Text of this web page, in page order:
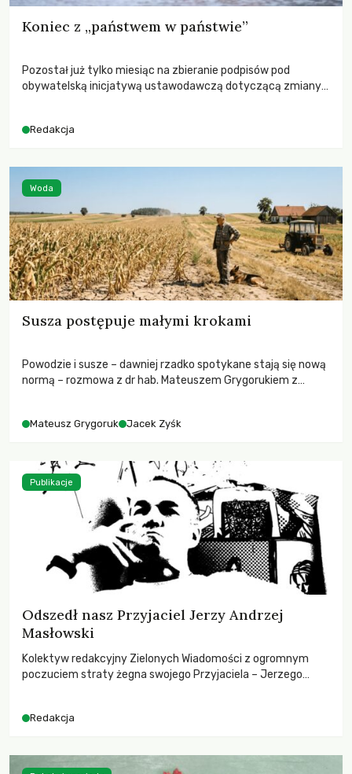
Koniec z „państwem w państwie”
Pozostał już tylko miesiąc na zbieranie podpisów pod
obywatelską inicjatywą ustawodawczą dotyczącą zmiany
niezwykle korzystne rozwiązania dla przyrody i zwierząt,
funkcjonowania łowiectwa w Polsce.
Redakcja
Susza postępuje małymi krokami
Powodzie i susze – dawniej rzadko spotykane stają się nową
normą – rozmowa z dr hab. Mateuszem Grygorukiem z
Mateusz Grygoruk Jacek Zyśk
Woda
Odszedł nasz Przyjaciel Jerzy Andrzej
Masłowski
Kolektyw redakcyjny Zielonych Wiadomości z ogromnym
poczuciem straty żegna swojego Przyjaciela – Jerzego
Redakcja
Publikacje